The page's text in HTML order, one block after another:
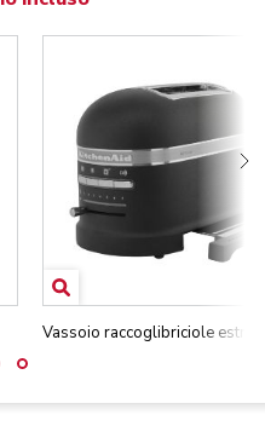
Vassoio raccoglibriciole